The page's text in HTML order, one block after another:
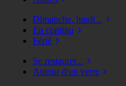
Dimanche, lundi...
En continu
Férié
Se restaurer...
Autour d'un verre